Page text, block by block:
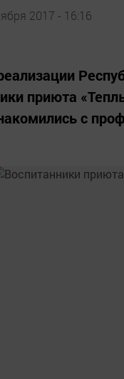
2017 - 16:16
приюта
с